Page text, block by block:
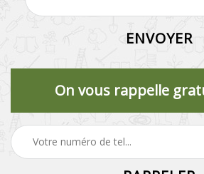
On vous rappelle